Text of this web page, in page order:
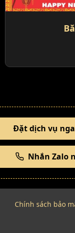
Đặt dịch vụ
Nhắn Zalo
Chính sách bảo